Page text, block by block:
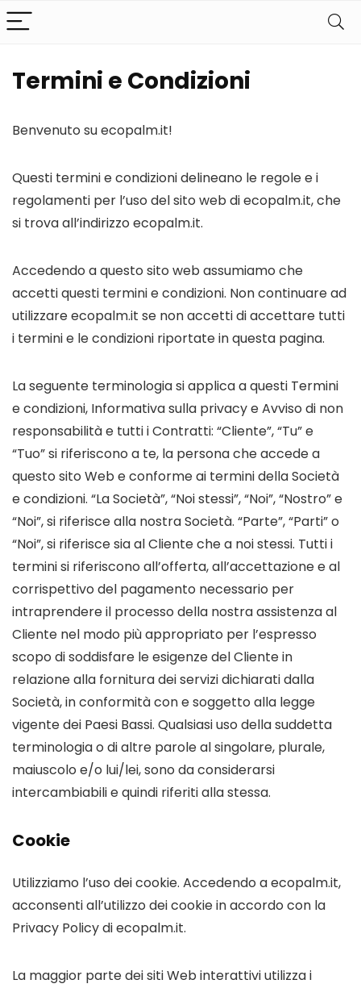
Termini e Condizioni
Benvenuto su ecopalm.it!
Questi termini e condizioni delineano le regole e i
regolamenti per l’uso del sito web di ecopalm.it, che
si trova all’indirizzo ecopalm.it.
Accedendo a questo sito web assumiamo che
accetti questi termini e condizioni. Non continuare ad
utilizzare ecopalm.it se non accetti di accettare tutti
i termini e le condizioni riportate in questa pagina.
La seguente terminologia si applica a questi Termini
e condizioni, Informativa sulla privacy e Avviso di non
responsabilità e tutti i Contratti: “Cliente”, “Tu” e
“Tuo” si riferiscono a te, la persona che accede a
questo sito Web e conforme ai termini della Società
e condizioni. “La Società”, “Noi stessi”, “Noi”, “Nostro” e
“Noi”, si riferisce alla nostra Società. “Parte”, “Parti” o
“Noi”, si riferisce sia al Cliente che a noi stessi. Tutti i
termini si riferiscono all’offerta, all’accettazione e al
corrispettivo del pagamento necessario per
intraprendere il processo della nostra assistenza al
Cliente nel modo più appropriato per l’espresso
scopo di soddisfare le esigenze del Cliente in
relazione alla fornitura dei servizi dichiarati dalla
Società, in conformità con e soggetto alla legge
vigente dei Paesi Bassi. Qualsiasi uso della suddetta
terminologia o di altre parole al singolare, plurale,
maiuscolo e/o lui/lei, sono da considerarsi
intercambiabili e quindi riferiti alla stessa.
Cookie
Utilizziamo l’uso dei cookie. Accedendo a ecopalm.it,
acconsenti all’utilizzo dei cookie in accordo con la
Privacy Policy di ecopalm.it.
La maggior parte dei siti Web interattivi utilizza i